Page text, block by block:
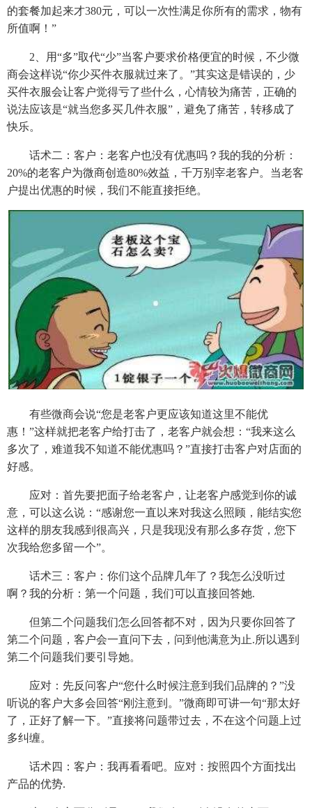
的套餐加起来才380元，可以一次性满足你所有的需求，物有
所值啊！”
2、用“多”取代“少”当客户要求价格便宜的时候，不少微
商会这样说“你少买件衣服就过来了。”其实这是错误的，少
买件衣服会让客户觉得亏了些什么，心情较为痛苦，正确的
说法应该是“就当您多买几件衣服”，避免了痛苦，转移成了
快乐。
话术二：客户：老客户也没有优惠吗？我的我的分析：
20%的老客户为微商创造80%效益，千万别宰老客户。当老客
户提出优惠的时候，我们不能直接拒绝。
有些微商会说“您是老客户更应该知道这里不能优
惠！”这样就把老客户给打击了，老客户就会想：“我来这么
多次了，难道我不知道不能优惠吗？”直接打击客户对店面的
好感。
应对：首先要把面子给老客户，让老客户感觉到你的诚
意，可以这么说：“感谢您一直以来对我这么照顾，能结实您
这样的朋友我感到很高兴，只是我现没有那么多存货，您下
次我给您多留一个”。
话术三：客户：你们这个品牌几年了？我怎么没听过
啊？我的分析：第一个问题，我们可以直接回答她.
但第二个问题我们怎么回答都不对，因为只要你回答了
第二个问题，客户会一直问下去，问到他满意为止.所以遇到
第二个问题我们要引导她。
应对：先反问客户“您什么时候注意到我们品牌的？”没
听说的客户大多会回答“刚注意到。”微商即可讲一句“那太好
了，正好了解一下。”直接将问题带过去，不在这个问题上过
多纠缠。
话术四：客户：我再看看吧。应对：按照四个方面找出
产品的优势.